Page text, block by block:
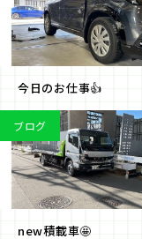
今日のお仕事👍
ブログ
new積載車🤩